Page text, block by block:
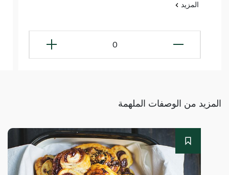
المزيد
0
المزيد من الوصفات الملهمة